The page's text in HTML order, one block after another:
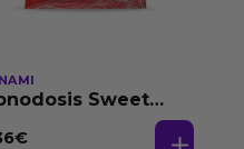
Sweet
Agua 4 ml
€